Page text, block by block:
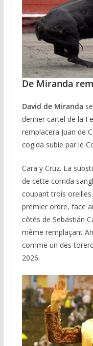
De Miranda
David de Miranda
dernier cartel de la
remplacera Juan de
cogida subie par le
Cara y Cruz. La
de cette corrida
coupant trois
premier ordre, face
côtés de Sebastián
même remplaçant
comme un des
2026.